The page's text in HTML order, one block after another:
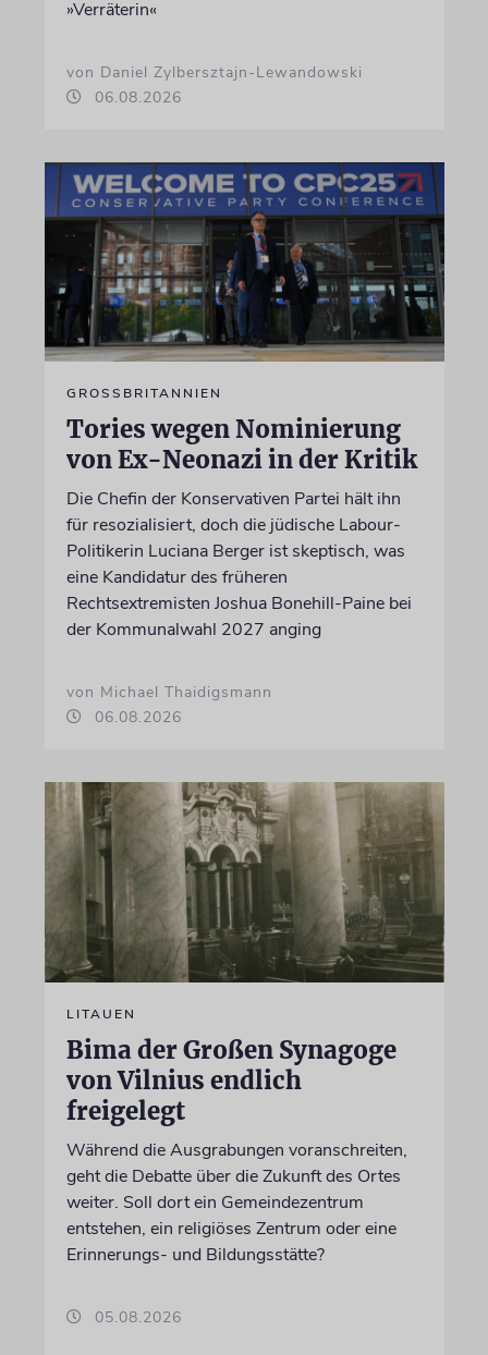
»Verräterin«
von Daniel Zylbersztajn-Lewandowski
06.08.2026
GROSSBRITANNIEN
Tories wegen Nominierung
von Ex-Neonazi in der Kritik
Die Chefin der Konservativen Partei hält ihn
für resozialisiert, doch die jüdische Labour-
Politikerin Luciana Berger ist skeptisch, was
eine Kandidatur des früheren
Rechtsextremisten Joshua Bonehill-Paine bei
der Kommunalwahl 2027 anging
von Michael Thaidigsmann
06.08.2026
LITAUEN
Bima der Großen Synagoge
von Vilnius endlich
freigelegt
Während die Ausgrabungen voranschreiten,
geht die Debatte über die Zukunft des Ortes
weiter. Soll dort ein Gemeindezentrum
entstehen, ein religiöses Zentrum oder eine
Erinnerungs- und Bildungsstätte?
05.08.2026